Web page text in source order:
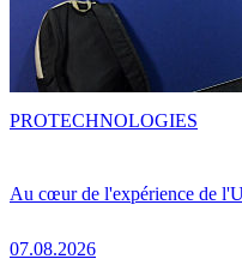
Au cœur de l'expérience de
07.08.2026
PROTECHNOLOGIES